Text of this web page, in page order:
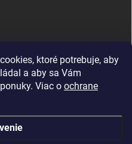
ktoré potrebuje, aby
a aby sa Vám
Viac o ochrane